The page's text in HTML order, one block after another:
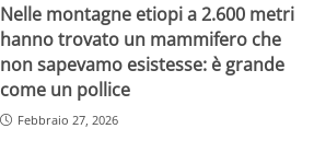
Nelle montagne etiopi a 2.600 metri
hanno trovato un mammifero che
non sapevamo esistesse: è grande
come un pollice
Febbraio 27, 2026